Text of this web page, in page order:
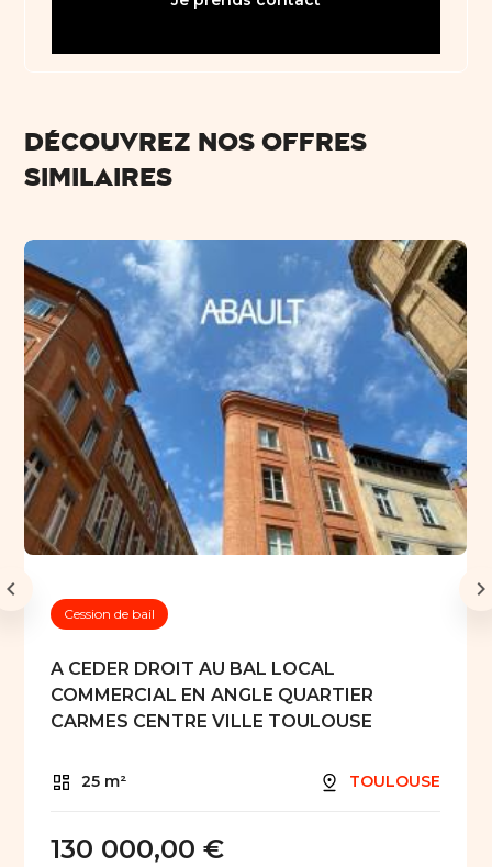
Découvrez nos offres
similaires
Cession de bail
A CEDER DROIT AU BAL LOCAL
COMMERCIAL EN ANGLE QUARTIER
CARMES CENTRE VILLE TOULOUSE
25 m² TOULOUSE
130 000,00 €